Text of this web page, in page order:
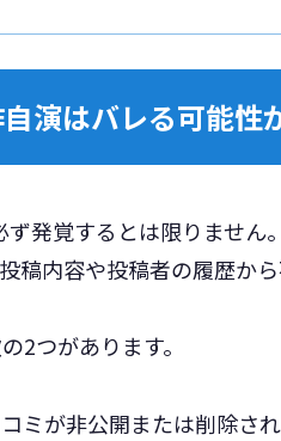
演はバレる可能性
発覚するとは限りませ
稿内容や投稿者の履歴から
2つがあります。
ミが非公開または削除さ